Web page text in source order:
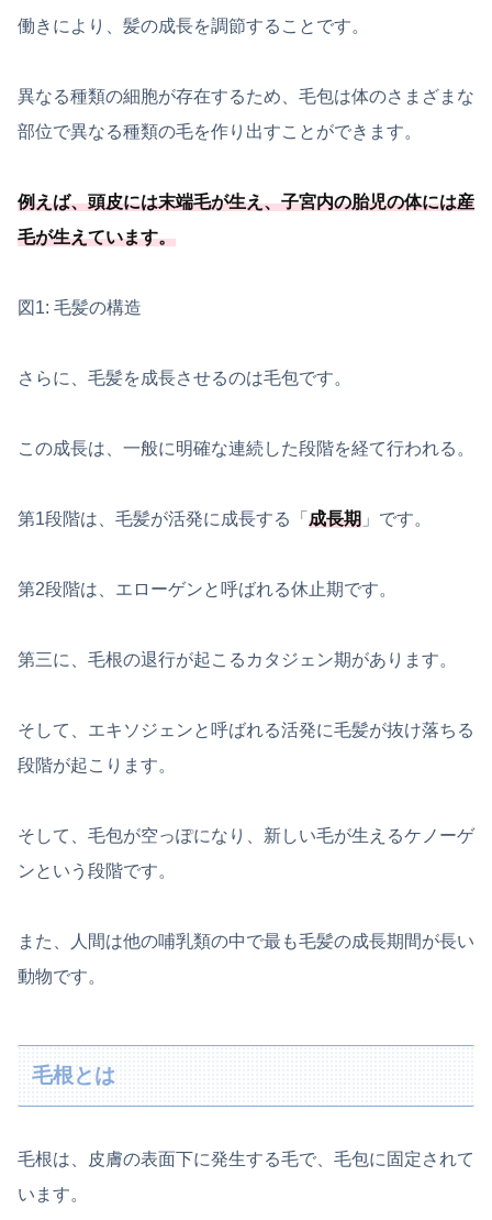
働きにより、髪の成長を調節することです。
異なる種類の細胞が存在するため、毛包は体のさまざまな
部位で異なる種類の毛を作り出すことができます。
例えば、頭皮には末端毛が生え、子宮内の胎児の体には産
毛が生えています。
図1: 毛髪の構造
さらに、毛髪を成長させるのは毛包です。
この成長は、一般に明確な連続した段階を経て行われる。
第1段階は、毛髪が活発に成長する「 成長期 」です。
第2段階は、エローゲンと呼ばれる休止期です。
第三に、毛根の退行が起こるカタジェン期があります。
そして、エキソジェンと呼ばれる活発に毛髪が抜け落ちる
段階が起こります。
そして、毛包が空っぽになり、新しい毛が生えるケノーゲ
ンという段階です。
また、人間は他の哺乳類の中で最も毛髪の成長期間が長い
動物です。
毛根とは
毛根は、皮膚の表面下に発生する毛で、毛包に固定されて
います。